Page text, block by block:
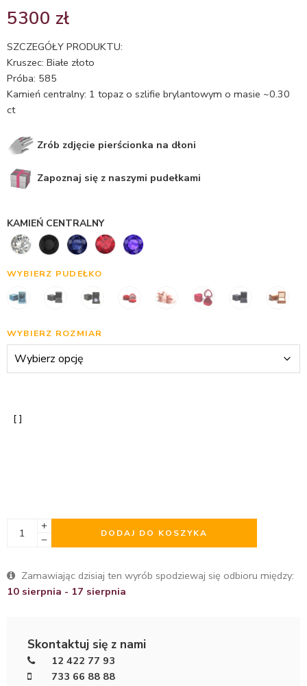
5300 zł
SZCZEGÓŁY PRODUKTU:
Kruszec: Białe złoto
Próba: 585
Kamień centralny: 1 topaz o szlifie brylantowym o masie ~0.30
ct
Zrób zdjęcie pierścionka na dłoni
Zapoznaj się z naszymi pudełkami
KAMIEŃ CENTRALNY
WYBIERZ PUDEŁKO
WYBIERZ ROZMIAR
DODAJ DO KOSZYKA
Zamawiając dzisiaj ten wyrób spodziewaj się odbioru między:
10 sierpnia - 17 sierpnia
Skontaktuj się z nami
12 422 77 93
733 66 88 88